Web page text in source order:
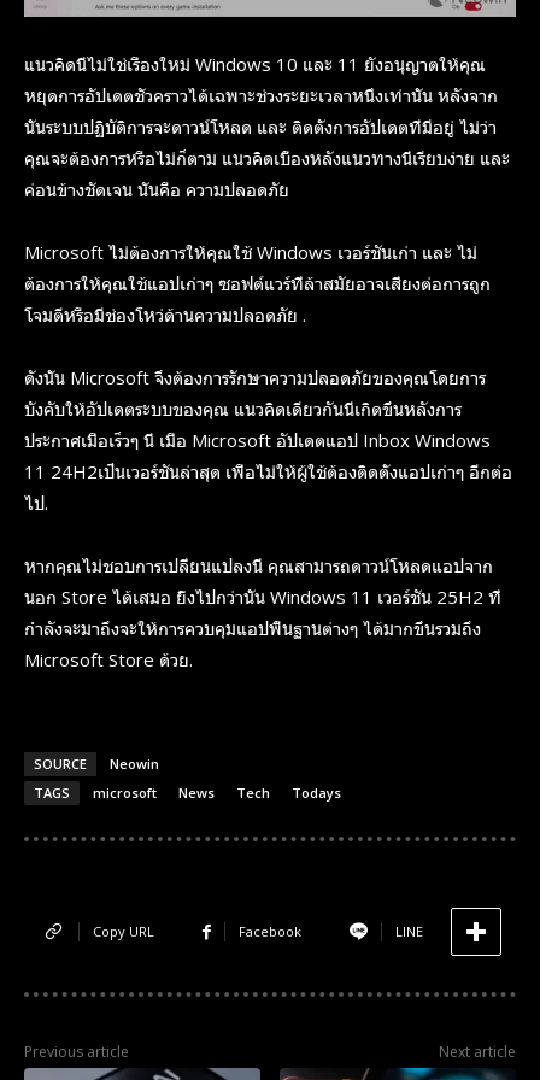
แนวคิดนี้ไม่ใช่เรื่องใหม่ Windows 10 และ 11 ยังอนุญาตให้คุณ
หยุดการอัปเดตชั่วคราวได้เฉพาะช่วงระยะเวลาหนึ่งเท่านั้น หลังจาก
นั้นระบบปฏิบัติการจะดาวน์โหลด และ ติดตั้งการอัปเดตที่มีอยู่ ไม่ว่า
คุณจะต้องการหรือไม่ก็ตาม แนวคิดเบื้องหลังแนวทางนี้เรียบง่าย และ
ค่อนข้างชัดเจน นั่นคือ ความปลอดภัย
Microsoft ไม่ต้องการให้คุณใช้ Windows เวอร์ชันเก่า และ ไม่
ต้องการให้คุณใช้แอปเก่าๆ ซอฟต์แวร์ที่ล้าสมัยอาจเสี่ยงต่อการถูก
โจมตีหรือมีช่องโหว่ด้านความปลอดภัย .
ดังนั้น Microsoft จึงต้องการรักษาความปลอดภัยของคุณโดยการ
บังคับให้อัปเดตระบบของคุณ แนวคิดเดียวกันนี้เกิดขึ้นหลังการ
ประกาศเมื่อเร็วๆ นี้ เมื่อ Microsoft อัปเดตแอป Inbox Windows
11 24H2เป็นเวอร์ชันล่าสุด เพื่อไม่ให้ผู้ใช้ต้องติดตั้งแอปเก่าๆ อีกต่อ
ไป.
หากคุณไม่ชอบการเปลี่ยนแปลงนี้ คุณสามารถดาวน์โหลดแอปจาก
นอก Store ได้เสมอ ยิ่งไปกว่านั้น Windows 11 เวอร์ชัน 25H2 ที่
กำลังจะมาถึงจะให้การควบคุมแอปพื้นฐานต่างๆ ได้มากขึ้นรวมถึง
Microsoft Store ด้วย.
SOURCE
Neowin
TAGS
microsoft News Tech Todays
Copy URL Facebook LINE
Previous article Next article